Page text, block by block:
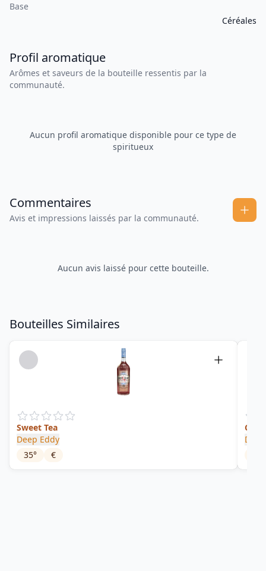
Base
Céréales
Profil aromatique
Arômes et saveurs de la bouteille ressentis par la
communauté.
Aucun profil aromatique disponible pour ce type de
spiritueux
Commentaires
Avis et impressions laissés par la communauté.
Aucun avis laissé pour cette bouteille.
Bouteilles Similaires
Sweet Tea
Deep Eddy
35° €